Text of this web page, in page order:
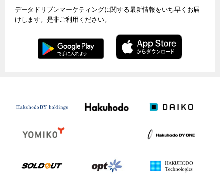
データドリブンマーケティングに関する最新情報をいち早くお届
けします。是非ご利用ください。